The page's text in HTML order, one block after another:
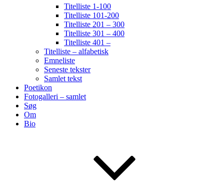
Titelliste 1-100
Titelliste 101-200
Titelliste 201 – 300
Titelliste 301 – 400
Titelliste 401 –
Titelliste – alfabetisk
Emneliste
Seneste tekster
Samlet tekst
Poetikon
Fotogalleri – samlet
Søg
Om
Bio